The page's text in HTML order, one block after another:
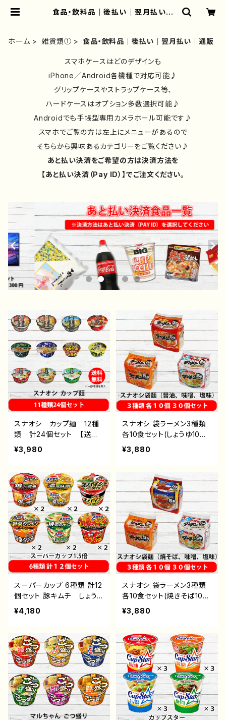
食品・飲料品｜後払い｜翌月払い｜
グッズ/人気/後払い/通販｜雑貨屋ア
リうさ
ホーム 雑貨類① 食品・飲料品｜後払い｜翌月払い｜通販
スマホケースはどのデザインも
iPhone／Android各機種で対応可能♪
グリップケースやストラップケース等、
ハードケースはオプション多数選択可能♪
Androidでも手帳型専用カメラホール可能です♪
スマホでご覧の方は左上にメニューがあるので
そちらから興味あるカテゴリーをご覧ください♪
あと払い決済をご希望の方は決済方法を
【あと払い決済（Pay ID）】でご注文ください。
スナオシ カップ麺 12種
類 計24個セット 【送料
無料(北海道・沖縄・離島除
く)】 株式会社麺のスナオ
ニ 翌月払い おすすめ
即席めん インスタントラー
メン インスタント食品 カ
ップ麺
¥3,980
スナオシ 袋ラーメン3種類
各10食セット(しょうゆ10食・
みそ10食・塩10食)（合計30
食） 【送料無料(北海道・沖
麺のスナオシ 通販 後払
い コンビニ 翌月払い
おすすめ 袋麺 即席め
ん インスタントラーメン
インスタント食品
¥3,880
スーパーカップ 6種類 計12
個セット 豚キムチ しょう
ゆ みそ とんこつ 野菜
タンメン スパイシーソース
【送料無料(北海道・沖縄・離
島除く)】 エースコック
通販 後払い コンビニ
翌月払い おすすめ 即席
めん インスタントラーメ
ン インスタント食品 カッ
プ麺
¥4,180
スナオシ 袋ラーメン3種類
各10食セット(焼きそば10
食・みそ10食・塩10食)（合
計30食） 【送料無料(北海
会社麺のスナオシ 通販
後払い コンビニ 翌月払
い おすすめ 袋麺 即席
めん インスタントラーメ
ン インスタント食品
¥3,880